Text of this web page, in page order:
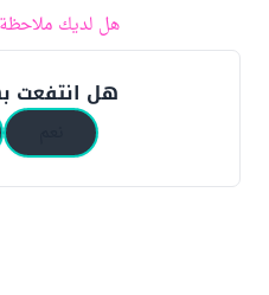
هل لديك
هل انتفعت